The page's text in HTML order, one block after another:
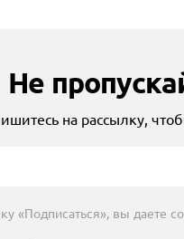
Не
на рассылку,
«Подписаться», вы даете